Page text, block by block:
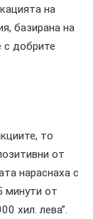
на
базирана на
с добрите
то
от
нараснаха с
минути от
хил. лева”.